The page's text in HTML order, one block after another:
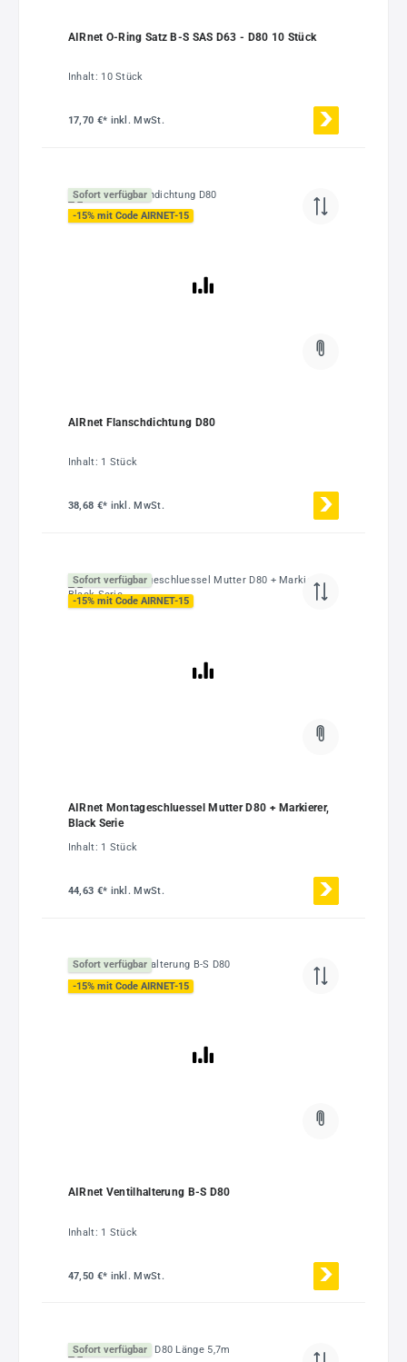
AIRnet O-Ring Satz B-S SAS D63 - D80 10 Stück
Inhalt: 10 Stück
17,70 €* inkl. MwSt.
Sofort verfügbar
-15% mit Code AIRNET-15
AIRnet Flanschdichtung D80
Inhalt: 1 Stück
38,68 €* inkl. MwSt.
Sofort verfügbar
-15% mit Code AIRNET-15
AIRnet Montageschluessel Mutter D80 + Markierer,
Black Serie
Inhalt: 1 Stück
44,63 €* inkl. MwSt.
Sofort verfügbar
-15% mit Code AIRNET-15
AIRnet Ventilhalterung B-S D80
Inhalt: 1 Stück
47,50 €* inkl. MwSt.
Sofort verfügbar